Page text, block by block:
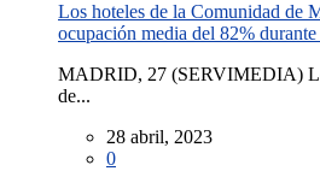
Los hoteles de la Comunidad de
ocupación media del 82%
MADRID, 27 (SERVIMEDIA)
de...
28 abril, 2023
0